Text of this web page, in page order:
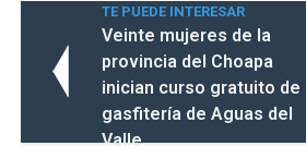
TE PUEDE INTERESAR
Veinte mujeres de la
provincia del Choapa
inician curso gratuito de
gasfitería de Aguas del
Valle